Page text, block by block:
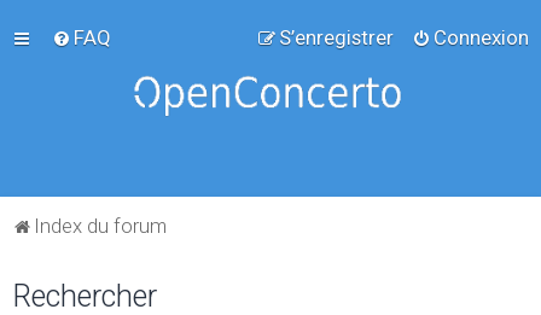
FAQ Connexion
S’enregistrer
Index du forum
Rechercher